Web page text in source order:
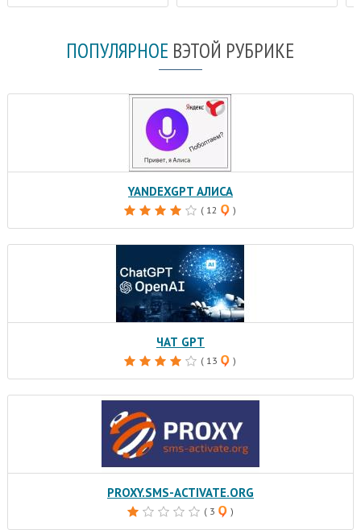
ПОПУЛЯРНОЕ ВЭТОЙ РУБРИКЕ
YANDEXGPT АЛИСА
( 12 )
ЧАТ GPT
( 13 )
PROXY.SMS-ACTIVATE.ORG
( 3 )